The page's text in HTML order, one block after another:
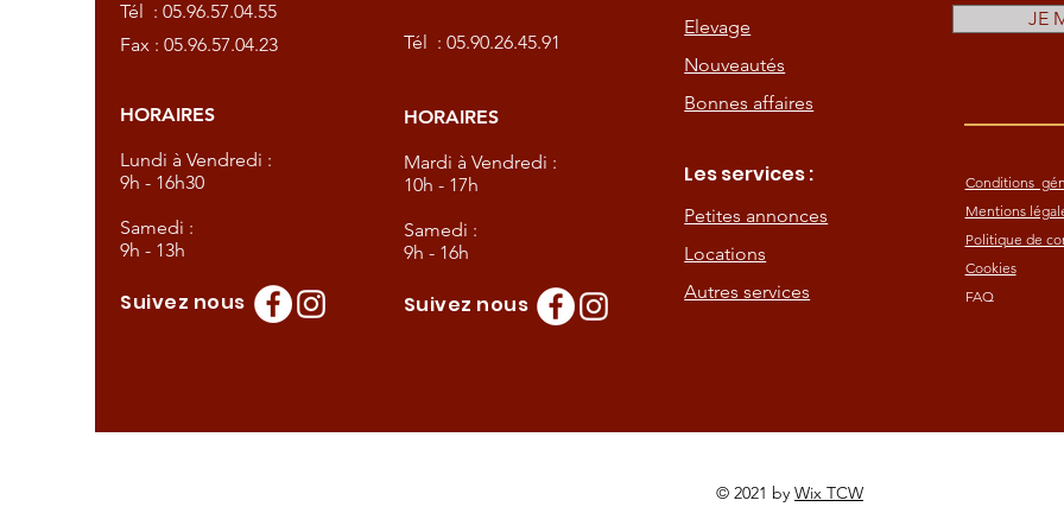
Tél :05.96.57.04.55
Fax : 05.96.57.04.23
HORAIRES
Lundi à Vendredi :
9h - 16h30
Samedi :
9h - 13h
Suivez nous
Tél : 05.90.26.45.91
HORAIRES
Mardi à Vendredi :
10h - 17h
Samedi :
9h - 16h
Suivez nous
Elevage
Nouveautés
Bonnes affaires
Les services :
Petites annonces
Locations
Autres services
JE
Conditions
Mentions
Politique de
Cookies
FAQ
© 2021 by Wix TCW